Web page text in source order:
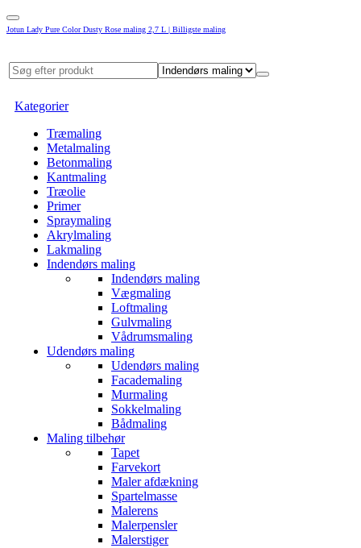
Jotun Lady Pure Color Dusty Rose maling 2,7 L | Billigste maling
Kategorier
Træmaling
Metalmaling
Betonmaling
Kantmaling
Træolie
Primer
Spraymaling
Akrylmaling
Lakmaling
Indendørs maling
Indendørs maling
Vægmaling
Loftmaling
Gulvmaling
Vådrumsmaling
Udendørs maling
Udendørs maling
Facademaling
Murmaling
Sokkelmaling
Bådmaling
Maling tilbehør
Tapet
Farvekort
Maler afdækning
Spartelmasse
Malerens
Malerpensler
Malerstiger